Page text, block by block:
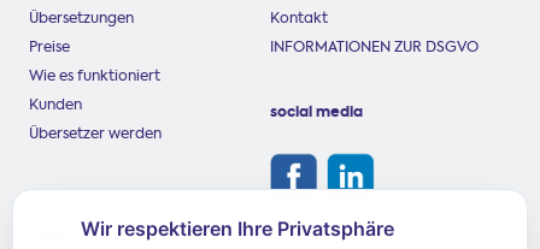
Übersetzungen
Preise
Wie es funktioniert
Kunden
Übersetzer werden
Kontakt
INFORMATIONEN ZUR DSGVO
social media
unternehmen